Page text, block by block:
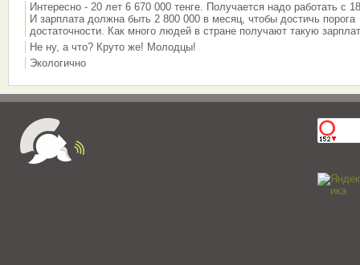
Интересно - 20 лет 6 670 000 тенге. Получается надо работать с
И зарплата должна быть 2 800 000 в месяц, чтобы достичь порога
достаточности. Как много людей в стране получают такую
Не ну, а что? Круто же! Молодцы!
Экологично